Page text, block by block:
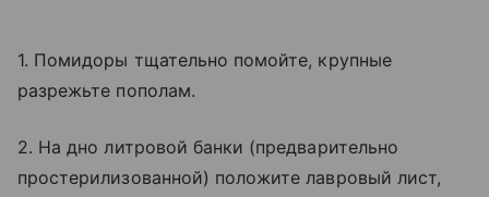
1. Помидоры тщательно помойте, крупные
разрежьте пополам.
2. На дно литровой банки (предварительно
простерилизованной) положите лавровый лист,